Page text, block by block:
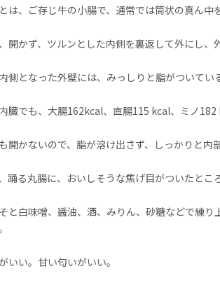
は、ご存じ牛の小腸で、通常では筒状の真ん中
開かず、ツルンとした内側を裏返して外にし、
側となった外壁には、みっしりと脂がついてい
臓でも、大腸162kcal、直腸115 kcal、ミノ182
開かないので、脂が溶け出さず、しっかりと内
踊る丸腸に、おいしそうな焦げ目がついたとこ
と白味噌、醤油、酒、みりん、砂糖などで練
いい。甘い匂いがいい。